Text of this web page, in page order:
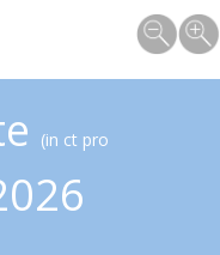
(in ct pro